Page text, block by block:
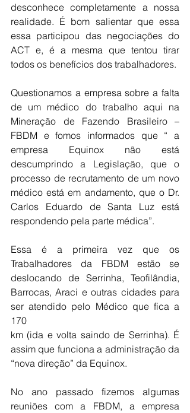
desconhece completamente a nossa
realidade. É bom salientar que essa
essa participou das negociações do
ACT e, é a mesma que tentou tirar
todos os benefícios dos trabalhadores.
Questionamos a empresa sobre a falta
de um médico do trabalho aqui na
Mineração de Fazendo Brasileiro –
FBDM e fomos informados que “ a
empresa Equinox não está
descumprindo a Legislação, que o
processo de recrutamento de um novo
médico está em andamento, que o Dr.
Carlos Eduardo de Santa Luz está
respondendo pela parte médica”.
Essa é a primeira vez que os
Trabalhadores da FBDM estão se
deslocando de Serrinha, Teofilândia,
Barrocas, Araci e outras cidades para
ser atendido pelo Médico que fica a
170
km (ida e volta saindo de Serrinha). É
assim que funciona a administração da
“nova direção” da Equinox.
No ano passado fizemos algumas
reuniões com a FBDM, a empresa